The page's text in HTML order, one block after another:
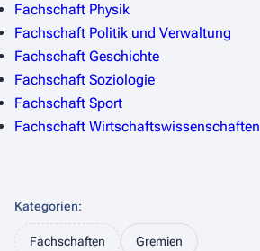
Fachschaft Physik
Fachschaft Politik und Verwaltung
Fachschaft Geschichte
Fachschaft Soziologie
Fachschaft Sport
Fachschaft Wirtschaftswissenschaften
Kategorien:
Fachschaften
Gremien